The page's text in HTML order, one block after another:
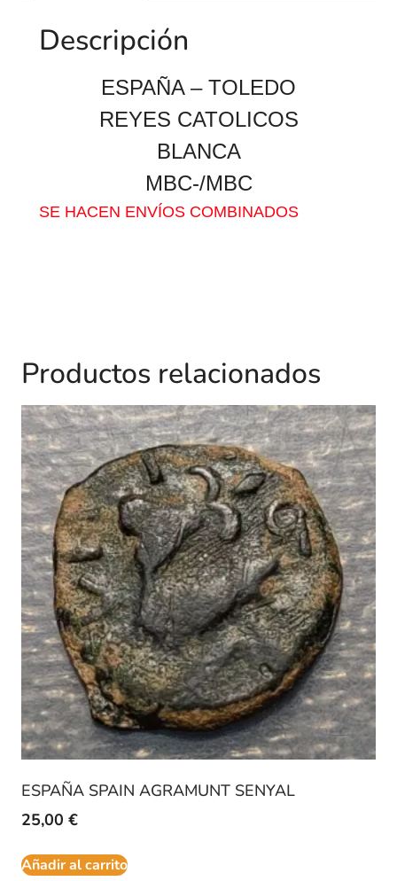
Descripción
ESPAÑA – TOLEDO
REYES CATOLICOS
BLANCA
MBC-/MBC
SE HACEN ENVÍOS COMBINADOS
Productos relacionados
ESPAÑA SPAIN AGRAMUNT SENYAL
25,00 €
Añadir al carrito